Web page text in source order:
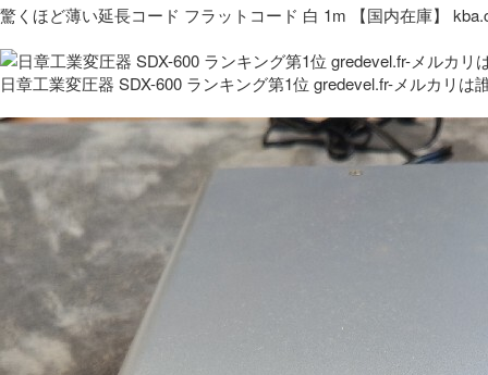
驚くほど薄い延長コード フラットコード 白 1m 【国内在庫】
日章工業変圧器 SDX-600 ランキング第1位 gredevel.fr-メルカリは